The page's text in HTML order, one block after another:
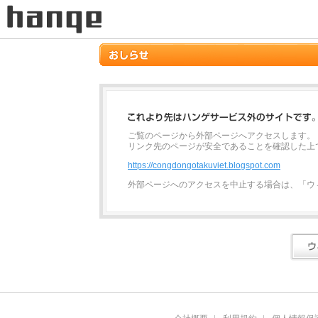
ご覧のページから外部ページへアクセスします。
リンク先のページが安全であることを確認した
https://congdongotakuviet.blogspot.com
外部ページへのアクセスを中止する場合は、「